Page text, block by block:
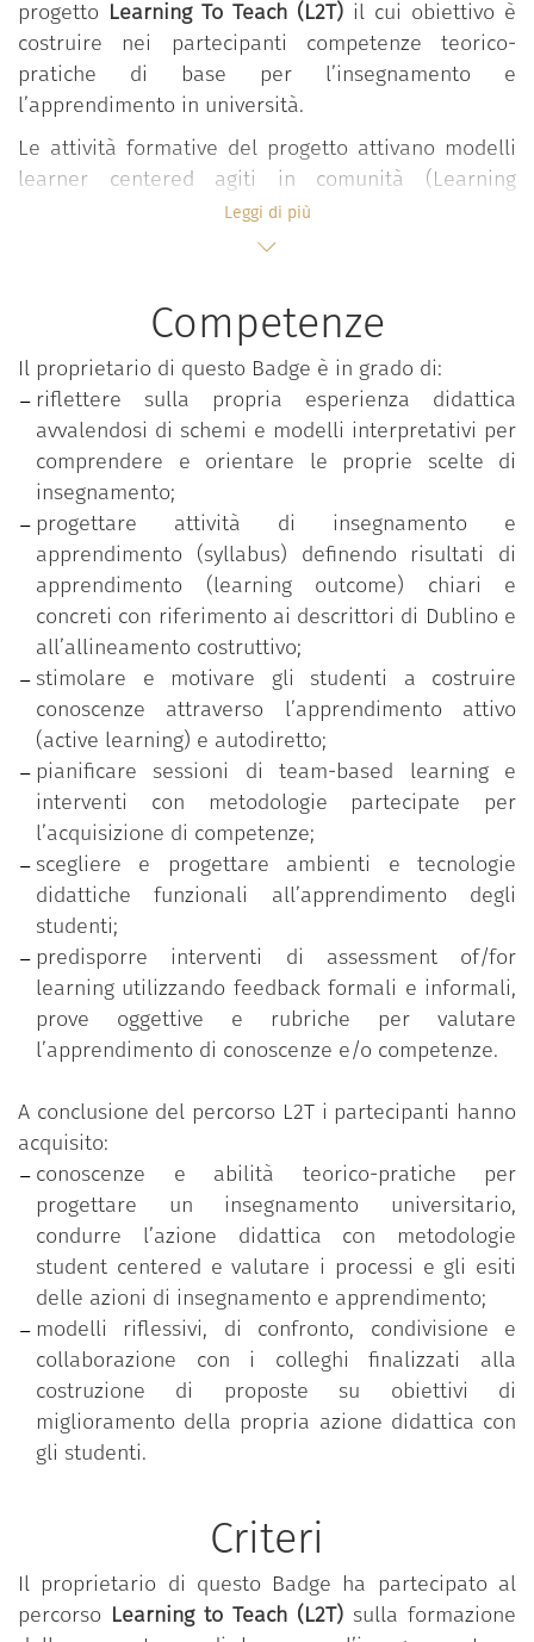
progetto Learning To Teach (L2T) il cui obiettivo è
costruire nei partecipanti competenze teorico-
pratiche di base per l’insegnamento e
l’apprendimento in università.
Le attività formative del progetto attivano modelli
learner centered agiti in comunità (Learning
Community) all’interno dei quali, in forma
interdisciplinare e partecipativa, si sviluppano
valori, approcci, esperienze e pratiche didattiche
valorizzando l’apporto attivo degli studenti.
Il percorso si snoda in ambienti flipped e si sviluppa
in forma modulare attraverso seminari, lezioni e
workshop condotti in co-teaching da docenti
esperti.
Le tematiche affrontate riguardano:
Progettazione della didattica;
Costruzione di un syllabus student centered;
Metodologie e approcci di active learning;
Team based learning;
Micro-teaching e feedback tra pari;
Tecnologie e ambienti per la didattica;
Valutazione didattica;
Assessment of/for learning;
Prove oggettive e rubriche di valutazione.
Leggi di più
Competenze
Il proprietario di questo Badge è in grado di:
riflettere sulla propria esperienza didattica
avvalendosi di schemi e modelli interpretativi per
comprendere e orientare le proprie scelte di
insegnamento;
progettare attività di insegnamento e
apprendimento (syllabus) definendo risultati di
apprendimento (learning outcome) chiari e
concreti con riferimento ai descrittori di Dublino e
all’allineamento costruttivo;
stimolare e motivare gli studenti a costruire
conoscenze attraverso l’apprendimento attivo
(active learning) e autodiretto;
pianificare sessioni di team-based learning e
interventi con metodologie partecipate per
l’acquisizione di competenze;
scegliere e progettare ambienti e tecnologie
didattiche funzionali all’apprendimento degli
studenti;
predisporre interventi di assessment of/for
learning utilizzando feedback formali e informali,
prove oggettive e rubriche per valutare
l’apprendimento di conoscenze e/o competenze.
A conclusione del percorso L2T i partecipanti hanno
acquisito:
conoscenze e abilità teorico-pratiche per
progettare un insegnamento universitario,
condurre l’azione didattica con metodologie
student centered e valutare i processi e gli esiti
delle azioni di insegnamento e apprendimento;
modelli riflessivi, di confronto, condivisione e
collaborazione con i colleghi finalizzati alla
costruzione di proposte su obiettivi di
miglioramento della propria azione didattica con
gli studenti.
Criteri
Il proprietario di questo Badge ha partecipato al
percorso Learning to Teach (L2T) sulla formazione